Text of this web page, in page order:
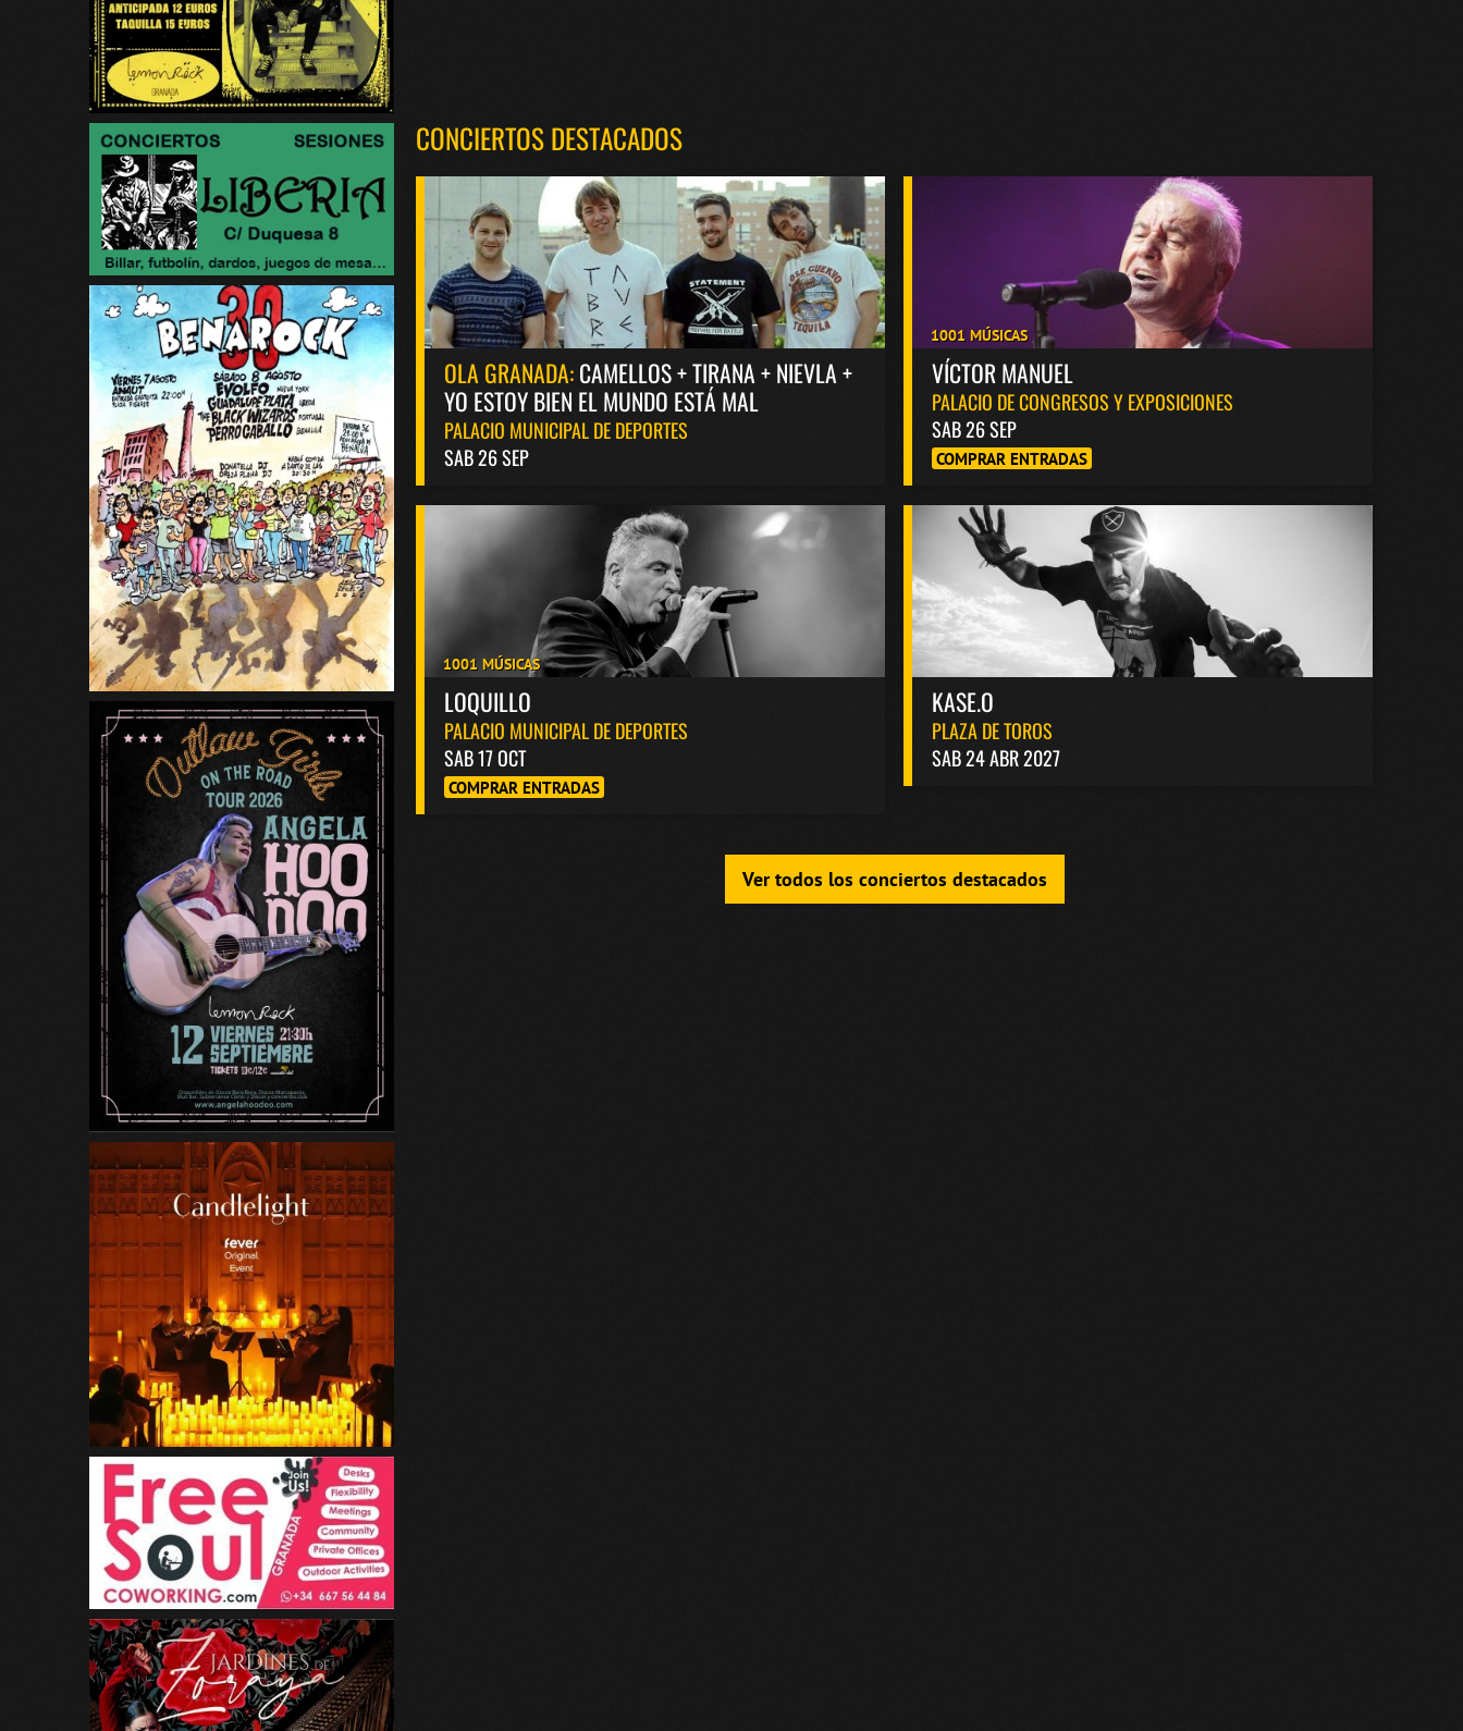
CONCIERTOS DESTACADOS
OLA GRANADA:CAMELLOS + TIRANA + NIEVLA +
YO ESTOY BIEN EL MUNDO ESTÁ MAL
PALACIO MUNICIPAL DE DEPORTES
SAB 26 SEP
1001 MÚSICAS
VÍCTOR MANUEL
PALACIO DE CONGRESOS Y EXPOSICIONES
SAB 26 SEP
COMPRAR ENTRADAS
1001 MÚSICAS
LOQUILLO
PALACIO MUNICIPAL DE DEPORTES
SAB 17 OCT
COMPRAR ENTRADAS
KASE.O
PLAZA DE TOROS
SAB 24 ABR 2027
Ver todos los conciertos destacados